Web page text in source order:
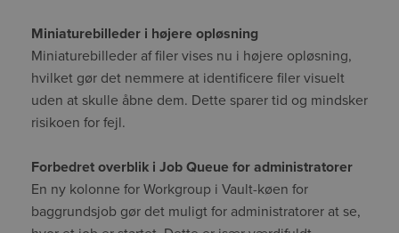
Miniaturebilleder i højere opløsning
Miniaturebilleder af filer vises nu i højere opløsning,
hvilket gør det nemmere at identificere filer visuelt
uden at skulle åbne dem. Dette sparer tid og mindsker
risikoen for fejl.
Forbedret overblik i Job Queue for administratorer
En ny kolonne for Workgroup i Vault-køen for
baggrundsjob gør det muligt for administratorer at se,